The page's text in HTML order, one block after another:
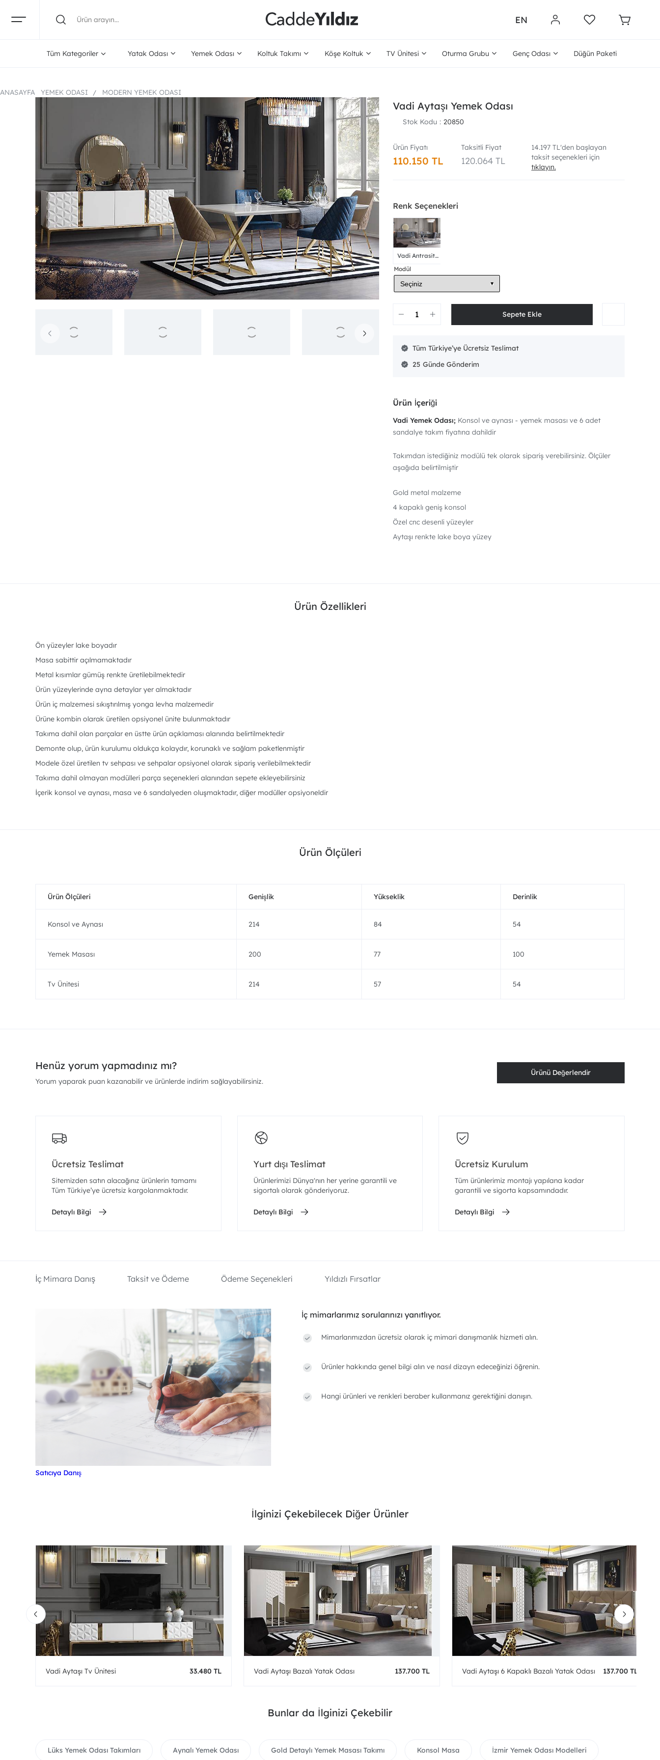
EN
Tüm Kategoriler Yatak Odası Yemek Odası Koltuk Takımı Köşe Koltuk TV Ünitesi Oturma Grubu Genç Odası Düğün Paketi
ANASAYFA YEMEK ODASI MODERN YEMEK ODASI
Vadi Aytaşı Yemek Odası
Stok Kodu 20850
110.150 TL
Taksitli Fiyat
120.064 TL
14.197 TL'den başlayan
taksit seçenekleri için
tıklayın.
Renk Seçenekleri
Vadi Antrasit
Modül
25
Tüm Türkiye’ye Ücretsiz Teslimat
Ürün İçeriği
Vadi Yemek Odası; Konsol ve aynası - yemek masası ve 6 adet
sandalye takım fiyatına dahildir
Takımdan istediğiniz modülü tek olarak sipariş verebilirsiniz. Ölçüler
aşağıda belirtilmiştir
Gold metal malzeme
4 kapaklı geniş konsol
Özel cnc desenli yüzeyler
Aytaşı renkte lake boya yüzey
Ürün Özellikleri
Ön yüzeyler lake boyadır
Masa sabittir açılmamaktadır
Metal kısımlar gümüş renkte üretilebilmektedir
Ürün yüzeylerinde ayna detaylar yer almaktadır
Ürün iç malzemesi sıkıştırılmış yonga levha malzemedir
Ürüne kombin olarak üretilen opsiyonel ünite bulunmaktadır
Takıma dahil olan parçalar en üstte ürün açıklaması alanında belirtilmektedir
Demonte olup, ürün kurulumu oldukça kolaydır, korunaklı ve sağlam paketlenmiştir
Modele özel üretilen tv sehpası ve sehpalar opsiyonel olarak sipariş verilebilmektedir
Takıma dahil olmayan modülleri parça seçenekleri alanından sepete ekleyebilirsiniz
İçerik konsol ve aynası, masa ve 6 sandalyeden oluşmaktadır, diğer modüller opsiyoneldir
Ürün Ölçüleri
Ürün Ölçüleri Genişlik Yükseklik Derinlik
Konsol ve Aynası 214 84 54
Yemek Masası 200 77 100
Tv Ünitesi 214 57 54
Henüz yorum yapmadınız mı?
Yorum yaparak puan kazanabilir ve ürünlerde indirim sağlayabilirsiniz.
Ürünü Değerlendir
Ücretsiz Teslimat
Sitemizden satın alacağınız ürünlerin tamamı
Tüm Türkiye’ye ücretsiz kargolanmaktadır.
Detaylı Bilgi
Yurt dışı Teslimat
Ürünlerimizi Dünya'nın her yerine garantili ve
sigortalı olarak gönderiyoruz.
Detaylı Bilgi
Ücretsiz Kurulum
Tüm ürünlerimiz montajı yapılana kadar
garantili ve sigorta kapsamındadır.
Detaylı Bilgi
İç Mimara Danış Taksit ve Ödeme Ödeme Seçenekleri Yıldızlı Fırsatlar
İç mimarlarımız sorularınızı yanıtlıyor.
Mimarlarımızdan ücretsiz olarak iç mimari danışmanlık hizmeti alın.
Ürünler hakkında genel bilgi alın ve nasıl dizayn edeceğinizi öğrenin.
Hangi ürünleri ve renkleri beraber kullanmanız gerektiğini danışın.
Satıcıya Danış
İlginizi Çekebilecek Diğer Ürünler
Vadi Aytaşı Tv Ünitesi 33.480 TL Vadi Aytaşı Bazalı Yatak Odası 137.700 TL Vadi Aytaşı 6 Kapaklı Bazalı Yatak Odası 137.700 TL
Bunlar da İlginizi Çekebilir
Lüks Yemek Odası Takımları Aynalı Yemek Odası Gold Detaylı Yemek Masası Takımı Konsol Masa İzmir Yemek Odası Modelleri